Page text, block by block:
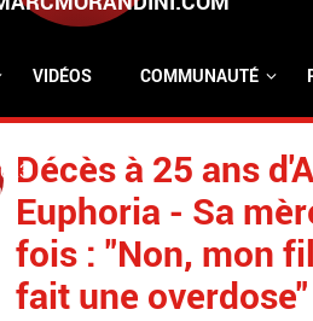
VIDÉOS COMMUNAUTÉ
Décès à 25 ans
Euphoria - Sa
fois : "Non, mon
fait une